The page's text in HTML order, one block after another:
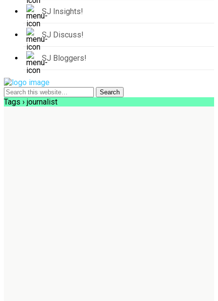
SJ Insights!
SJ Discuss!
SJ Bloggers!
Tags › journalist